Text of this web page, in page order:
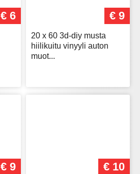
€ 6 € 9
20 x 60 3d-diy musta
hiilikuitu vinyyli auton
muot...
€ 9 € 10